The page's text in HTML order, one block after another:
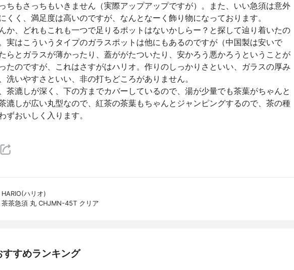
ちもさっちもいきません（実際アップアップですが）。また、いい急須は意外
くく、満足度は高いのですが、なんとなーく飾り物になっております。
か、どれもこれも一つで足りるポットはないかしらー？と探して辿り着いたの
実はこういうタイプのガラスポットは他にもあるのですが（中国製は安いで
らとガラスが薄かったり、蓋ががたついたり、安かろう悪かろうということが
たのですが、これはさすがはハリオ。作りのしっかりさといい、ガラスの厚み
洗いやすさといい、非の打ちどころがありません。
茶漉しが深く、下の方までカバーしているので、湯が少量でも茶葉がちゃんと
漉しが広い丸型なので、紅茶の茶葉もちゃんとジャンピングするので、茶の種
ずおいしく入ります。
HARIO(ハリオ)
茶茶急須 丸 CHJMN-45T クリア
すすめランキング